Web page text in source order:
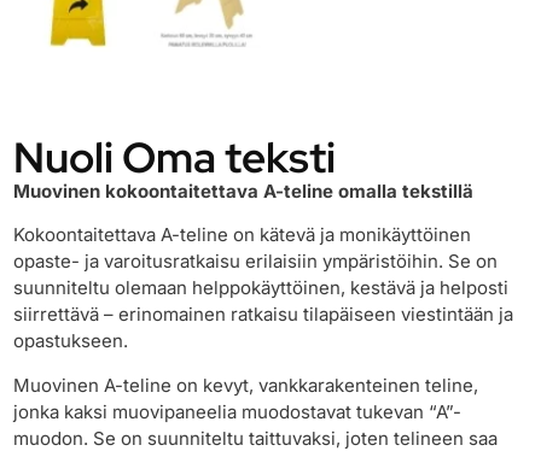
Nuoli Oma teksti
Muovinen kokoontaitettava A-teline omalla tekstillä
Kokoontaitettava A-teline on kätevä ja monikäyttöinen
opaste- ja varoitusratkaisu erilaisiin ympäristöihin. Se on
suunniteltu olemaan helppokäyttöinen, kestävä ja helposti
siirrettävä – erinomainen ratkaisu tilapäiseen viestintään ja
opastukseen.
Muovinen A-teline on kevyt, vankkarakenteinen teline,
jonka kaksi muovipaneelia muodostavat tukevan “A”-
muodon. Se on suunniteltu taittuvaksi, joten telineen saa